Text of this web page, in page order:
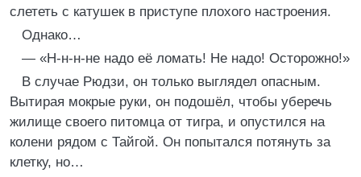
слететь с катушек в приступе плохого настроения.
Однако…
— «Н-н-н-не надо её ломать! Не надо! Осторожно!»
В случае Рюдзи, он только выглядел опасным.
Вытирая мокрые руки, он подошёл, чтобы уберечь
жилище своего питомца от тигра, и опустился на
колени рядом с Тайгой. Он попытался потянуть за
клетку, но…